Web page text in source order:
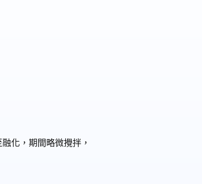
化，期間略微攪拌，